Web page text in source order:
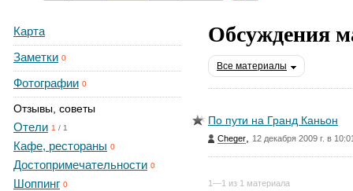
Карта
Заметки 0
Фотографии 0
Отзывы, советы
Отели 1 / 1
Кафе, рестораны 0
Достопримечательности 0
Шоппинг 0
Обсуждения
Все материалы
По пути на Гранд Каньон
Cheger 12 декабря 2009 г. в
1—1 из 1 материала